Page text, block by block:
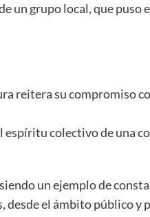
un grupo local, que puso
reitera su compromiso
colectivo de una
un ejemplo de
el ámbito público y